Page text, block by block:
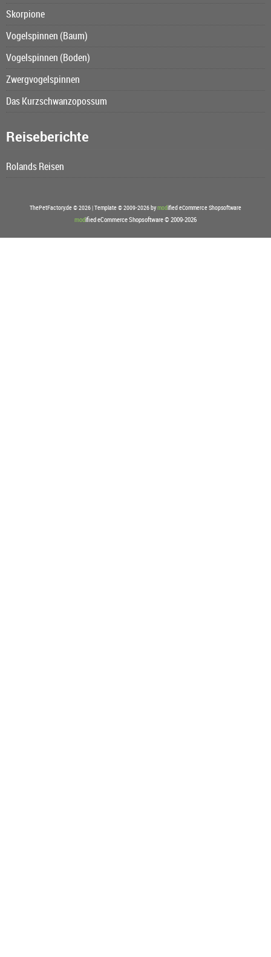
Skorpione
Vogelspinnen (Baum)
Vogelspinnen (Boden)
Zwergvogelspinnen
Das Kurzschwanzopossum
Reiseberichte
Rolands Reisen
ThePetFactory.de © 2026 | Template © 2009-2026 bymodified eCommerce Shopsoftware
modified eCommerce Shopsoftware © 2009-2026